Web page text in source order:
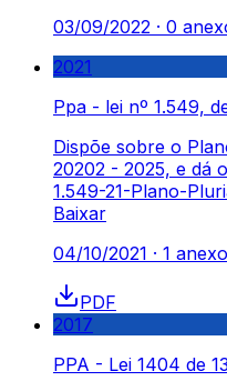
03/09/2022 · 0
2021
Ppa - lei nº 1.549,
Dispõe sobre o
20202 - 2025, e dá
1.549-21-Plano-
Baixar
04/10/2021 · 1 anexo
PDF
2017
PPA - Lei 1404 de